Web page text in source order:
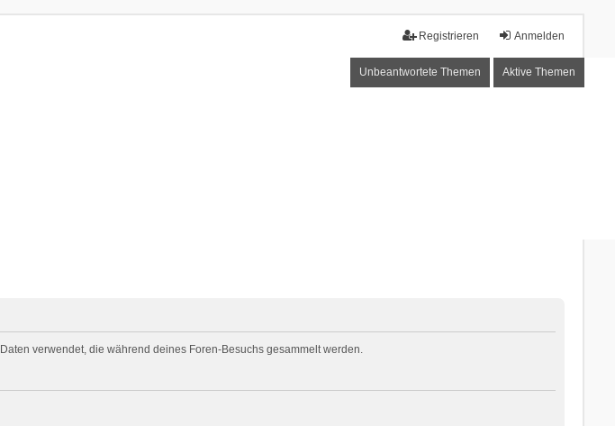
Anmelden
Registrieren
Unbeantwortete Themen Aktive Themen
verwendet, die während deines Foren-Besuchs gesammelt werden.